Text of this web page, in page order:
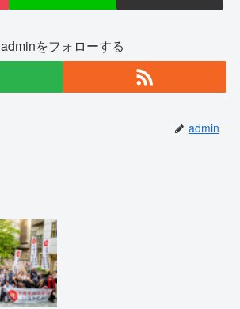
adminをフォローする
admin